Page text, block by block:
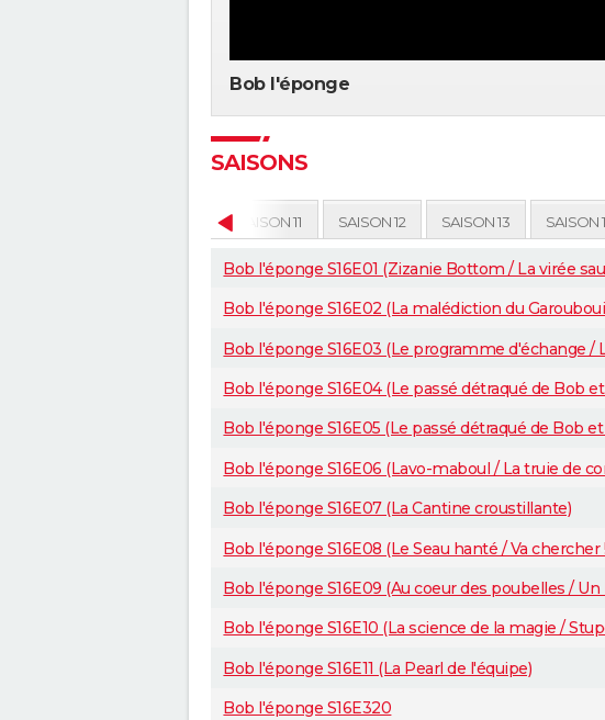
Bob l'éponge
SAISONS
SAISON 11 SAISON 12 SAISON 13 SAISON
Bob l'éponge S16E01 (Zizanie Bottom / La virée
Bob l'éponge S16E02 (La malédiction du
Bob l'éponge S16E03 (Le programme d'échange /
Bob l'éponge S16E04 (Le passé détraqué de Bob
Bob l'éponge S16E05 (Le passé détraqué de Bob
Bob l'éponge S16E06 (Lavo-maboul / La truie de
Bob l'éponge S16E07 (La Cantine croustillante)
Bob l'éponge S16E08 (Le Seau hanté / Va chercher
Bob l'éponge S16E09 (Au coeur des poubelles /
Bob l'éponge S16E10 (La science de la magie /
Bob l'éponge S16E11 (La Pearl de l'équipe)
Bob l'éponge S16E320